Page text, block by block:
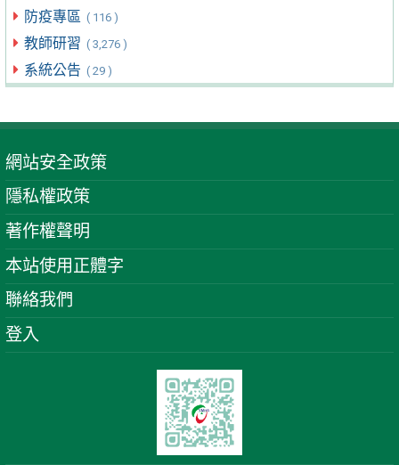
防疫專區 ( 116 )
教師研習 ( 3,276 )
系統公告 ( 29 )
網站安全政策
隱私權政策
著作權聲明
本站使用正體字
聯絡我們
登入